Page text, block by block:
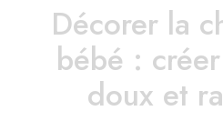
Décorer la
bébé :
doux et